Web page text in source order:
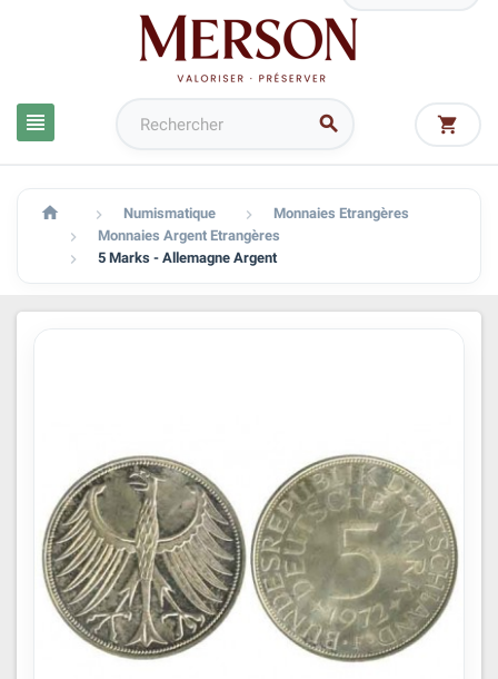
  
  Numismatique  Monnaies Etrangères
 Monnaies Argent Etrangères
 5 Marks - Allemagne Argent